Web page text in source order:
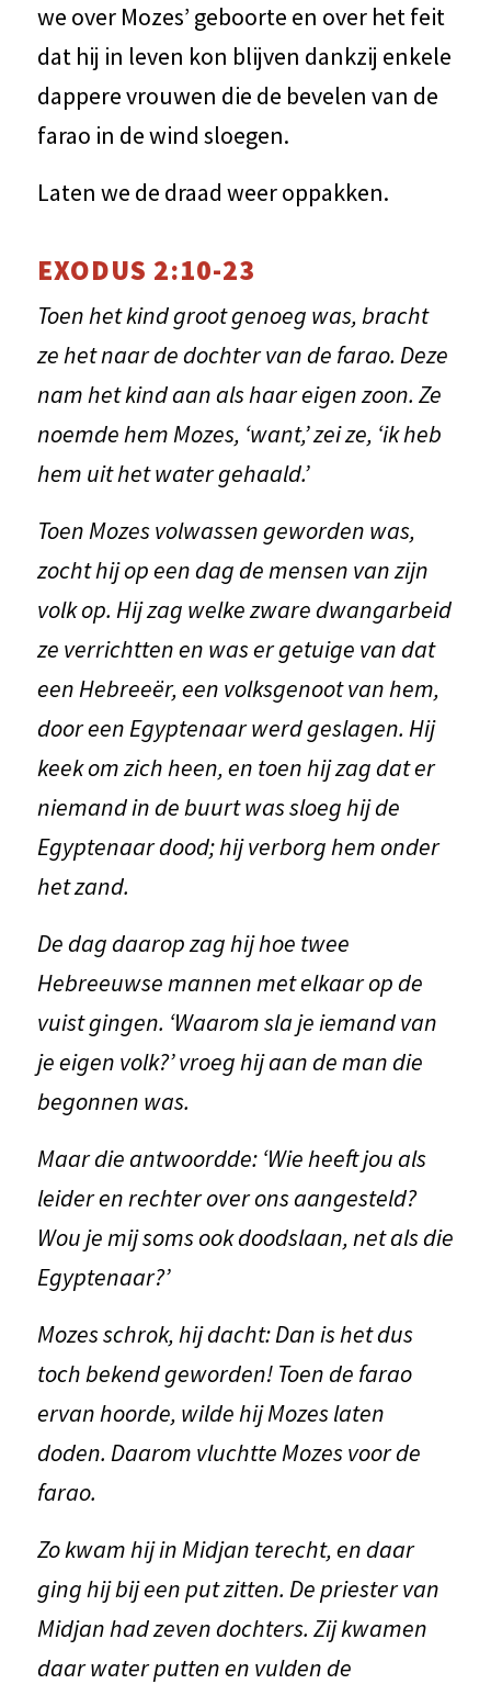
we over Mozes’ geboorte en over het feit
dat hij in leven kon blijven dankzij enkele
dappere vrouwen die de bevelen van de
farao in de wind sloegen.
Laten we de draad weer oppakken.
EXODUS 2:10-23
Toen het kind groot genoeg was, bracht
ze het naar de dochter van de farao. Deze
nam het kind aan als haar eigen zoon. Ze
noemde hem Mozes, ‘want,’ zei ze, ‘ik heb
hem uit het water gehaald.’
Toen Mozes volwassen geworden was,
zocht hij op een dag de mensen van zijn
volk op. Hij zag welke zware dwangarbeid
ze verrichtten en was er getuige van dat
een Hebreeër, een volksgenoot van hem,
door een Egyptenaar werd geslagen. Hij
keek om zich heen, en toen hij zag dat er
niemand in de buurt was sloeg hij de
Egyptenaar dood; hij verborg hem onder
het zand.
De dag daarop zag hij hoe twee
Hebreeuwse mannen met elkaar op de
vuist gingen. ‘Waarom sla je iemand van
je eigen volk?’ vroeg hij aan de man die
begonnen was.
Maar die antwoordde: ‘Wie heeft jou als
leider en rechter over ons aangesteld?
Wou je mij soms ook doodslaan, net als die
Egyptenaar?’
Mozes schrok, hij dacht: Dan is het dus
toch bekend geworden! Toen de farao
ervan hoorde, wilde hij Mozes laten
doden. Daarom vluchtte Mozes voor de
farao.
Zo kwam hij in Midjan terecht, en daar
ging hij bij een put zitten. De priester van
Midjan had zeven dochters. Zij kwamen
daar water putten en vulden de